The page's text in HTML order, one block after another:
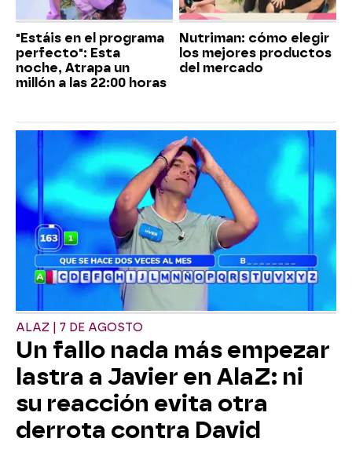
"Estáis en el programa
perfecto": Esta
noche, Atrapa un
millón a las 22:00 horas
Nutriman: cómo elegir
los mejores productos
del mercado
ALAZ | 7 DE AGOSTO
Un fallo nada más empezar
lastra a Javier en AlaZ: ni
su reacción evita otra
derrota contra David